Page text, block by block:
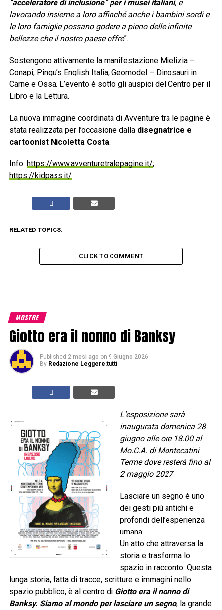
“acceleratore di inclusione” per i musei italiani, e
lavorando insieme a loro affinché anche i bambini sordi e
le loro famiglie possano godere a pieno delle infinite
bellezze che il nostro paese offre”.
Sostengono attivamente la manifestazione Mielizia –
Conapi, Pingu’s English Italia, Geomodel – Dinosauri in
Carne e Ossa. L’evento è sotto gli auspici del Centro per il
Libro e la Lettura.
La nuova immagine coordinata di Avventure tra le pagine è
stata realizzata per l’occasione dalladisegnatrice e
cartoonist Nicoletta Costa.
Info: https://www.avventuretralepagine.it/;
https://kidpass.it/
RELATED TOPICS:
CLICK TO COMMENT
MOSTRE
Giotto era il nonno di Banksy
Published 2 mesi ago on 9 Giugno 2026
By Redazione Leggere:tutti
L’esposizione sarà
inaugurata domenica 28
giugno alle ore 18.00 al
Mo.C.A. di Montecatini
Terme dove resterà fino al
2 maggio 2027
Lasciare un segno è uno
dei gesti più antichi e
profondi dell’esperienza
umana.
Un atto che attraversa la
storia e trasforma lo
spazio in racconto. Questa
lunga storia, fatta di tracce, scritture e immagini nello
spazio pubblico, è al centro di Giotto era il nonno di
Banksy. Siamo al mondo per lasciare un segno, la grande